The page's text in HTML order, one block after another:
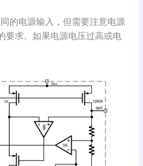
的电源输入，但需要注意电源
要求。如果电源电压过高或电